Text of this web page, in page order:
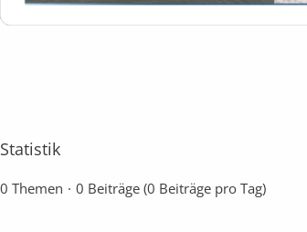
Statistik
0 Themen 0 Beiträge (0 Beiträge pro Tag)